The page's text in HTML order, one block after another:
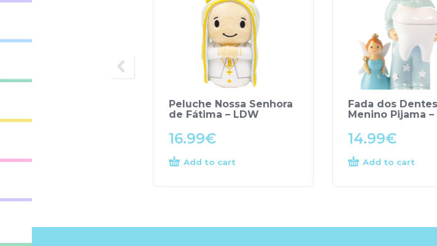
Peluche Nossa Senhora
de Fátima – LDW
16.99€
Add to cart
Fada dos Dentes
Menino Pijama –
14.99€
Add to cart